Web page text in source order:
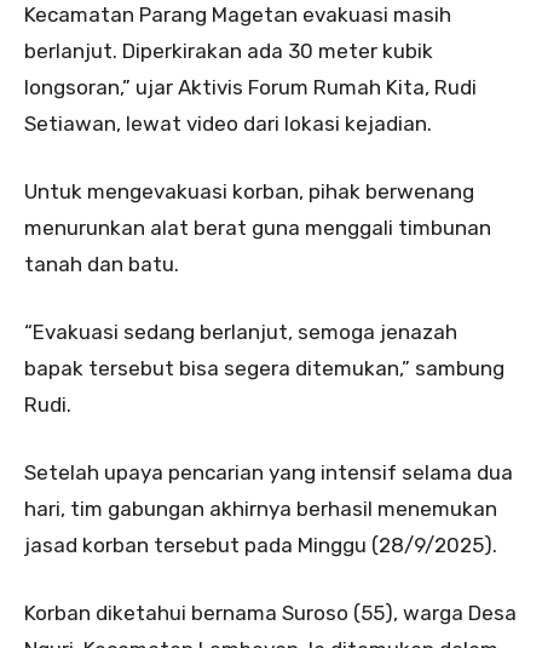
Kecamatan Parang Magetan evakuasi masih
berlanjut. Diperkirakan ada 30 meter kubik
longsoran,” ujar Aktivis Forum Rumah Kita, Rudi
Setiawan, lewat video dari lokasi kejadian.
Untuk mengevakuasi korban, pihak berwenang
menurunkan alat berat guna menggali timbunan
tanah dan batu.
“Evakuasi sedang berlanjut, semoga jenazah
bapak tersebut bisa segera ditemukan,” sambung
Rudi.
Setelah upaya pencarian yang intensif selama dua
hari, tim gabungan akhirnya berhasil menemukan
jasad korban tersebut pada Minggu (28/9/2025).
Korban diketahui bernama Suroso (55), warga Desa